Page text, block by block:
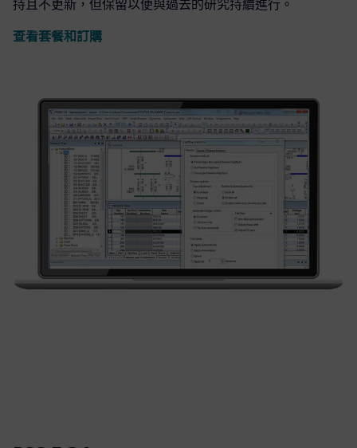
持且不更新，但保留以便與過去的研究持續進行。
查看套餐和訂購